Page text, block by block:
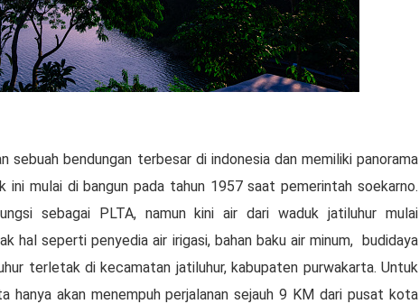
sebuah bendungan terbesar di indonesia dan memiliki panorama
ini mulai di bangun pada tahun 1957 saat pemerintah soekarno.
sebagai PLTA, namun kini air dari waduk jatiluhur mulai
hal seperti penyedia air irigasi, bahan baku air minum, budidaya
terletak di kecamatan jatiluhur, kabupaten purwakarta. Untuk
hanya akan menempuh perjalanan sejauh 9 KM dari pusat kota